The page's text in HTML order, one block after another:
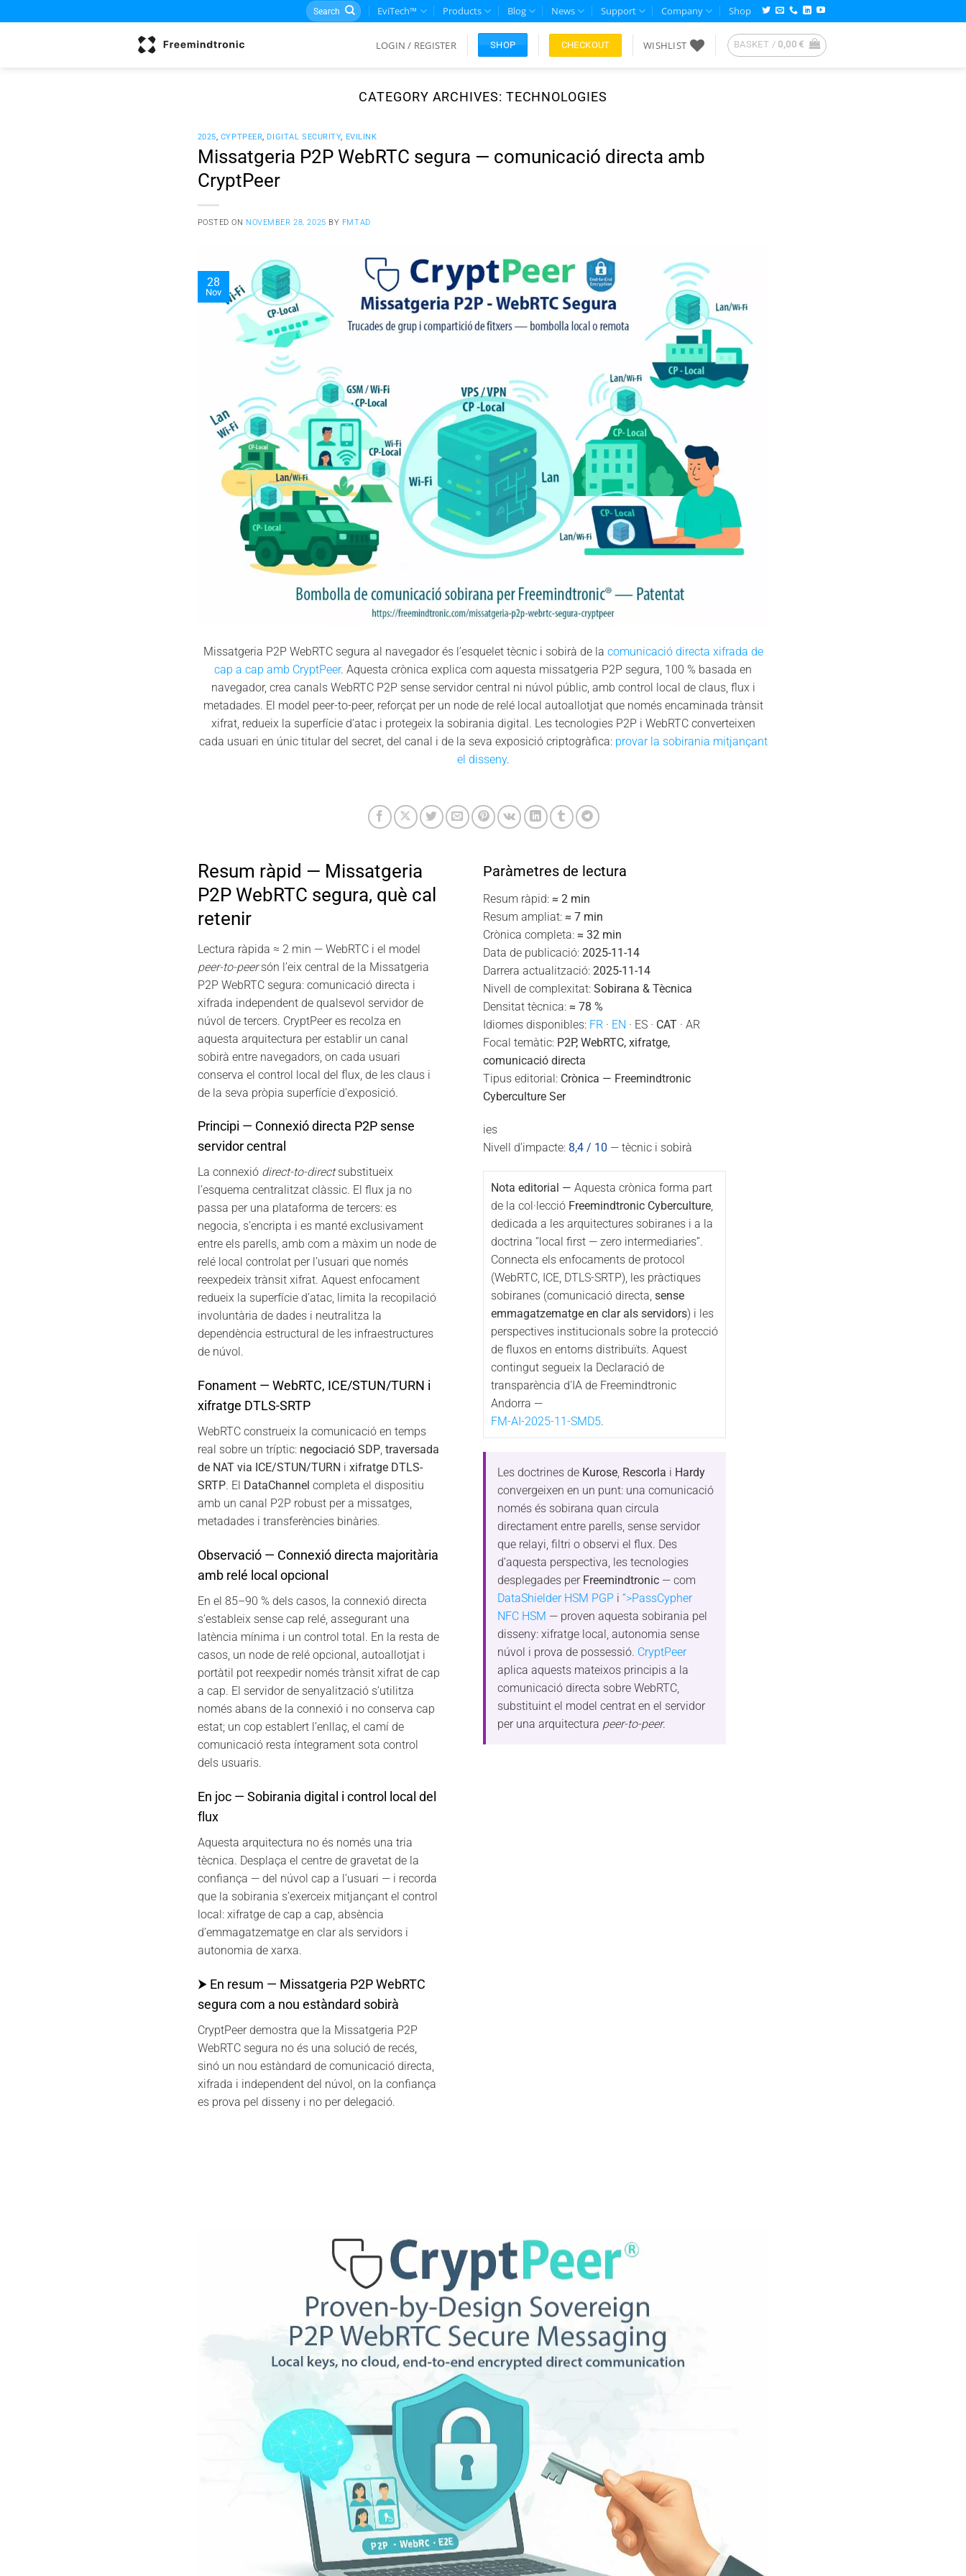
to
Search
for:
EviTech™ Products Blog News Support Company Shop
LOGIN / REGISTER SHOP CHECKOUT WISHLIST BASKET / 0,00€
CATEGORY ARCHIVES: TECHNOLOGIES
2025, CYPTPEER, DIGITAL SECURITY, EVILINK
Missatgeria P2P WebRTC segura — comunicació directa amb
CryptPeer
POSTED ON NOVEMBER 28, 2025 BY FMTAD
28
Nov
Missatgeria P2P WebRTC segura al navegador és l’esquelet tècnic i sobirà de la comunicació directa xifrada de
cap a cap amb CryptPeer. Aquesta crònica explica com aquesta missatgeria P2P segura, 100 % basada en
navegador, crea canals WebRTC P2P sense servidor central ni núvol públic, amb control local de claus, flux i
metadades. El model peer-to-peer, reforçat per un node de relé local autoallotjat que només encaminada trànsit
xifrat, redueix la superfície d’atac i protegeix la sobirania digital. Les tecnologies P2P i WebRTC converteixen
cada usuari en únic titular del secret, del canal i de la seva exposició criptogràfica: provar la sobirania mitjançant
el disseny.
Resum ràpid — Missatgeria
P2P WebRTC segura, què cal
retenir
Lectura ràpida ≈ 2 min — WebRTC i el model
peer-to-peersón l’eix central de la Missatgeria
P2P WebRTC segura: comunicació directa i
xifrada independent de qualsevol servidor de
núvol de tercers. CryptPeer es recolza en
aquesta arquitectura per establir un canal
sobirà entre navegadors, on cada usuari
conserva el control local del flux, de les claus i
de la seva pròpia superfície d’exposició.
Principi — Connexió directa P2P sense
servidor central
La connexió direct-to-directsubstitueix
l’esquema centralitzat clàssic. El flux ja no
passa per una plataforma de tercers: es
negocia, s’encripta i es manté exclusivament
entre els parells, amb com a màxim un node de
relé local controlat per l’usuari que només
reexpedeix trànsit xifrat. Aquest enfocament
redueix la superfície d’atac, limita la recopilació
involuntària de dades i neutralitza la
dependència estructural de les infraestructures
de núvol.
Fonament — WebRTC, ICE/STUN/TURN i
xifratge DTLS-SRTP
WebRTC construeix la comunicació en temps
real sobre un tríptic: negociació SDP, traversada
de NAT via ICE/STUN/TURN i xifratge DTLS-
SRTP. El DataChannel completa el dispositiu
amb un canal P2P robust per a missatges,
metadades i transferències binàries.
Observació — Connexió directa majoritària
amb relé local opcional
En el 85–90 % dels casos, la connexió directa
s’estableix sense cap relé, assegurant una
latència mínima i un control total. En la resta de
casos, un node de relé opcional, autoallotjat i
portàtil pot reexpedir només trànsit xifrat de cap
a cap. El servidor de senyalització s’utilitza
només abans de la connexió i no conserva cap
estat; un cop establert l’enllaç, el camí de
comunicació resta íntegrament sota control
dels usuaris.
En joc — Sobirania digital i control local del
flux
Aquesta arquitectura no és només una tria
tècnica. Desplaça el centre de gravetat de la
confiança — del núvol cap a l’usuari — i recorda
que la sobirania s’exerceix mitjançant el control
local: xifratge de cap a cap, absència
d’emmagatzematge en clar als servidors i
autonomia de xarxa.
⮞ En resum — Missatgeria P2P WebRTC
segura com a nou estàndard sobirà
CryptPeer demostra que la Missatgeria P2P
WebRTC segura no és una solució de recés,
sinó un nou estàndard de comunicació directa,
xifrada i independent del núvol, on la confiança
es prova pel disseny i no per delegació.
Paràmetres de lectura
Resum ràpid: ≈ 2 min
Resum ampliat: ≈ 7 min
Crònica completa: ≈ 32 min
Data de publicació: 2025-11-14
Darrera actualització: 2025-11-14
Nivell de complexitat: Sobirana & Tècnica
Densitat tècnica: ≈ 78 %
Idiomes disponibles: FR · EN · ES · CAT · AR
Focal temàtic: P2P, WebRTC, xifratge,
comunicació directa
Tipus editorial: Crònica — Freemindtronic
Cyberculture Ser
ies
Nivell d’impacte: 8,4 / 10 — tècnic i sobirà
Nota editorial — Aquesta crònica forma part
de la col·lecció Freemindtronic Cyberculture,
dedicada a les arquitectures sobiranes i a la
doctrina “local first — zero intermediaries”.
Connecta els enfocaments de protocol
(WebRTC, ICE, DTLS-SRTP), les pràctiques
sobiranes (comunicació directa, sense
emmagatzematge en clar als servidors) i les
perspectives institucionals sobre la protecció
de fluxos en entorns distribuïts. Aquest
contingut segueix la Declaració de
transparència d’IA de Freemindtronic
Andorra —
FM-AI-2025-11-SMD5.
Les doctrines de Kurose Rescorla i Hardy
convergeixen en un punt: una comunicació
només és sobirana quan circula
directament entre parells, sense servidor
que relayi, filtri o observi el flux. Des
d’aquesta perspectiva, les tecnologies
desplegades per Freemindtronic — com
DataShielder HSM PGP i “>PassCypher
NFC HSM — proven aquesta sobirania pel
disseny: xifratge local, autonomia sense
núvol i prova de possessió. CryptPeer
aplica aquests mateixos principis a la
comunicació directa sobre WebRTC,
substituint el model centrat en el servidor
per una arquitectura peer-to-peer.